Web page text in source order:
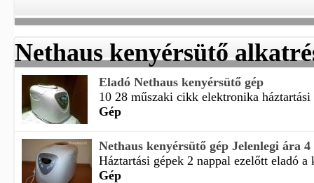
Nethaus kenyérsütő
Eladó Nethaus kenyérsütő gép
10 28 műszaki cikk elektronika háztartási
Gép
Nethaus kenyérsütő gép Jelenlegi ára 4
Háztartási gépek 2 nappal ezelőtt eladó a
Gép